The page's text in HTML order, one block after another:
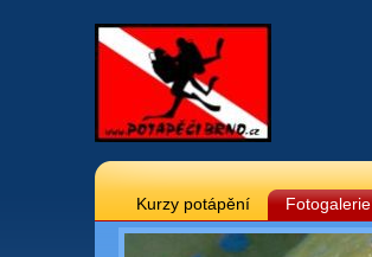
Kurzy potápění Fotogalerie